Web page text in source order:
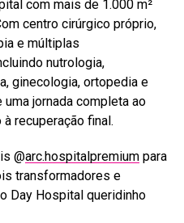
com mais de 1.000 m²
centro cirúrgico próprio,
e múltiplas
nutrologia,
ginecologia, ortopedia e
jornada completa ao
recuperação final.
@arc.hospitalpremium para
transformadores e
Day Hospital queridinho